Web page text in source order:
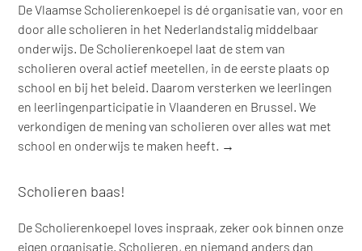
De Vlaamse Scholierenkoepel is dé organisatie van, voor en
door alle scholieren in het Nederlandstalig middelbaar
onderwijs. De Scholierenkoepel laat de stem van
scholieren overal actief meetellen, in de eerste plaats op
school en bij het beleid. Daarom versterken we leerlingen
en leerlingenparticipatie in Vlaanderen en Brussel. We
verkondigen de mening van scholieren over alles wat met
school en onderwijs te maken heeft. →
Scholieren baas!
De Scholierenkoepel loves inspraak, zeker ook binnen onze
eigen organisatie. Scholieren, en niemand anders dan